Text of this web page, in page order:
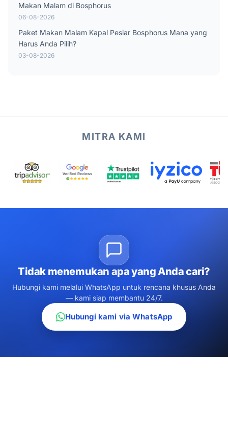
Makan Malam di Bosphorus
06-08-2026
Paket Makan Malam Kapal Pesiar Bosphorus Mana yang
Harus Anda Pilih?
03-08-2026
MITRA KAMI
Tidak menemukan apa yang Anda cari?
Hubungi kami melalui WhatsApp untuk rencana khusus Anda
— kami siap membantu 24/7.
Hubungi kami via WhatsApp